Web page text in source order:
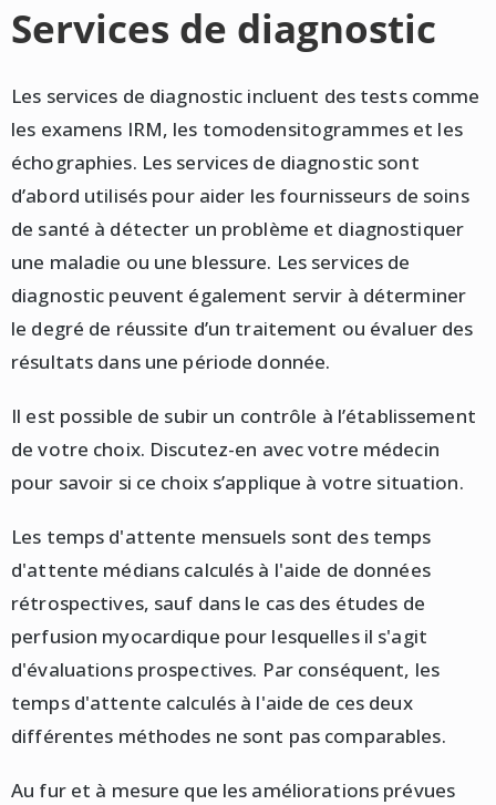
Services de diagnostic
Les services de diagnostic incluent des tests comme
les examens IRM, les tomodensitogrammes et les
échographies. Les services de diagnostic sont
d’abord utilisés pour aider les fournisseurs de soins
de santé à détecter un problème et diagnostiquer
une maladie ou une blessure. Les services de
diagnostic peuvent également servir à déterminer
le degré de réussite d’un traitement ou évaluer des
résultats dans une période donnée.
Il est possible de subir un contrôle à l’établissement
de votre choix. Discutez-en avec votre médecin
pour savoir si ce choix s’applique à votre situation.
Les temps d'attente mensuels sont des temps
d'attente médians calculés à l'aide de données
rétrospectives, sauf dans le cas des études de
perfusion myocardique pour lesquelles il s'agit
d'évaluations prospectives. Par conséquent, les
temps d'attente calculés à l'aide de ces deux
différentes méthodes ne sont pas comparables.
Au fur et à mesure que les améliorations prévues